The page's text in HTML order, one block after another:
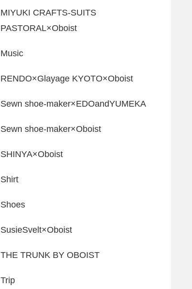
MIYUKI CRAFTS-SUITS
PASTORAL×Oboist
Music
RENDO×Glayage KYOTO×Oboist
Sewn shoe-maker×EDOandYUMEKA
Sewn shoe-maker×Oboist
SHINYA×Oboist
Shirt
Shoes
SusieSvelt×Oboist
THE TRUNK BY OBOIST
Trip